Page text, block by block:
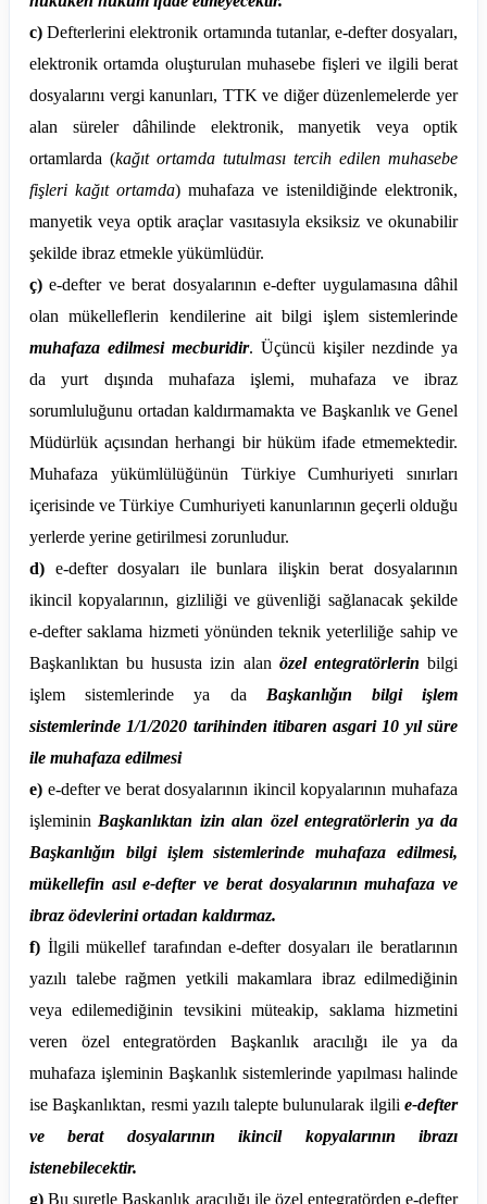
c) Defterlerini elektronik ortamında tutanlar, e-defter dosyaları,
elektronik ortamda oluşturulan muhasebe fişleri ve ilgili berat
dosyalarını vergi kanunları, TTK ve diğer düzenlemelerde yer
alan süreler dâhilinde elektronik, manyetik veya optik
ortamlarda (kağıt ortamda tutulması tercih edilen muhasebe
fişleri kağıt ortamda) muhafaza ve istenildiğinde elektronik,
manyetik veya optik araçlar vasıtasıyla eksiksiz ve okunabilir
şekilde ibraz etmekle yükümlüdür.
ç) e-defter ve berat dosyalarının e-defter uygulamasına dâhil
olan mükelleflerin kendilerine ait bilgi işlem sistemlerinde
muhafaza edilmesi mecburidir. Üçüncü kişiler nezdinde ya
da yurt dışında muhafaza işlemi, muhafaza ve ibraz
sorumluluğunu ortadan kaldırmamakta ve Başkanlık ve Genel
Müdürlük açısından herhangi bir hüküm ifade etmemektedir.
Muhafaza yükümlülüğünün Türkiye Cumhuriyeti sınırları
içerisinde ve Türkiye Cumhuriyeti kanunlarının geçerli olduğu
yerlerde yerine getirilmesi zorunludur.
d) e-defter dosyaları ile bunlara ilişkin berat dosyalarının
ikincil kopyalarının, gizliliği ve güvenliği sağlanacak şekilde
e-defter saklama hizmeti yönünden teknik yeterliliğe sahip ve
Başkanlıktan bu hususta izin alan özel entegratörlerin bilgi
işlem sistemlerinde ya da Başkanlığın bilgi işlem
sistemlerinde 1/1/2020 tarihinden itibaren asgari 10 yıl süre
ile muhafaza edilmesi
e) e-defter ve berat dosyalarının ikincil kopyalarının muhafaza
işleminin Başkanlıktan izin alan özel entegratörlerin ya da
Başkanlığın bilgi işlem sistemlerinde muhafaza edilmesi,
mükellefin asıl e-defter ve berat dosyalarının muhafaza ve
ibraz ödevlerini ortadan kaldırmaz.
f) İlgili mükellef tarafından e-defter dosyaları ile beratlarının
yazılı talebe rağmen yetkili makamlara ibraz edilmediğinin
veya edilemediğinin tevsikini müteakip, saklama hizmetini
veren özel entegratörden Başkanlık aracılığı ile ya da
muhafaza işleminin Başkanlık sistemlerinde yapılması halinde
ise Başkanlıktan, resmi yazılı talepte bulunularak ilgili e-defter
ve berat dosyalarının ikincil kopyalarının ibrazı
istenebilecektir.
g) Bu suretle Başkanlık aracılığı ile özel entegratörden e-defter